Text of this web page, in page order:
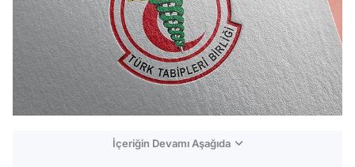
İçeriğin Devamı Aşağıda